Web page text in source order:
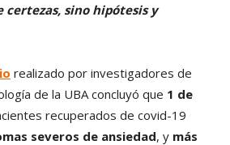
certezas, sino hipótesis y
realizado por investigadores de
de la UBA concluyó que 1 de
recuperados de covid-19
severos de ansiedad, y más